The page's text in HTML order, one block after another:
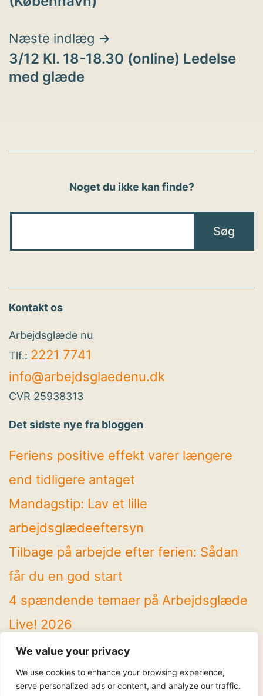
We value your privacy
We use cookies to enhance your browsing experience,
serve personalized ads or content, and analyze our traffic.
Næste indlæg
3/12 Kl. 18-18.30 (online) Ledelse
med glæde
Noget du ikke kan finde?
Kontakt os
Arbejdsglæde nu
Tlf.: 2221 7741
info@arbejdsglaedenu.dk
CVR 25938313
Det sidste nye fra bloggen
Feriens positive effekt varer længere
end tidligere antaget
Mandagstip: Lav et lille
arbejdsglædeeftersyn
Tilbage på arbejde efter ferien: Sådan
får du en god start
4 spændende temaer på Arbejdsglæde
Live! 2026
Mandagstip: Brug sommeren til at rydde
op